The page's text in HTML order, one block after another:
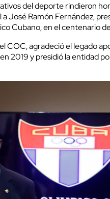
del deporte rindieron
José Ramón Fernández,
Cubano, en el centenario
COC, agradeció el legado
2019 y presidió la entidad